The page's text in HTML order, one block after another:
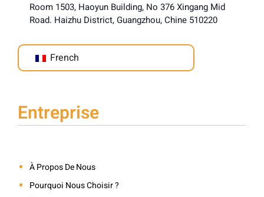
Room 1503, Haoyun Building, No 376 Xingang Mid
Road. Haizhu District, Guangzhou, Chine 510220
French
Entreprise
À Propos De Nous
Pourquoi Nous Choisir ?